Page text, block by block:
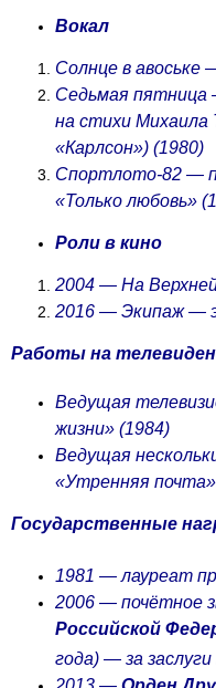
Вокал
Солнце в авоське
Седьмая пятница
на стихи Михаила
«Карлсон») (1980)
Спортлото-82 —
«Только любовь»
Роли в кино
2004 — На
2016 — Экипаж —
Работы на
Ведущая
жизни» (1984)
Ведущая
«Утренняя
Государственные
1981 — лауреат
2006 — почётное
Российской
года) — за